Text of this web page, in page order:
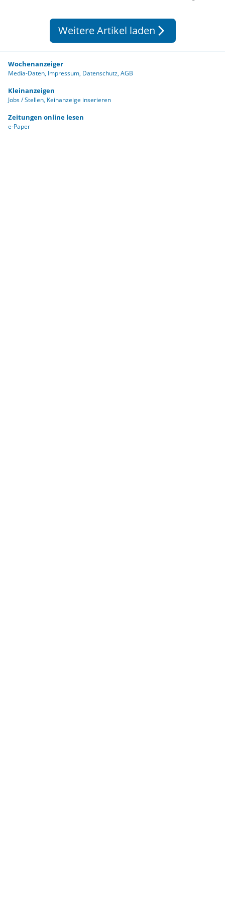
Weitere Artikel laden arrow_forward_ios
Wochenanzeiger
Media-Daten Impressum Datenschutz AGB
Kleinanzeigen
Jobs / Stellen Keinanzeige inserieren
Zeitungen online lesen
e-Paper